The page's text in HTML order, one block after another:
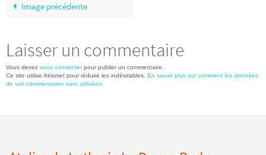
Image précédente
Laisser un commentaire
Vous devez vous connecterpour publier un commentaire.
Ce site utilise Akismet pour réduire les indésirables. En savoir plus sur comment les données
de vos commentaires sont utilisées